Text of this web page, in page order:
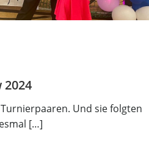
Und sie folg­ten
[…]